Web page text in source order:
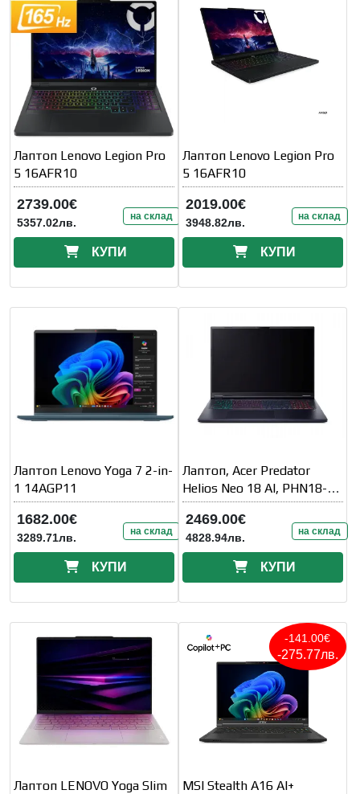
Лаптоп Lenovo Legion Pro
5 16AFR10
2739.00€
5357.02лв. на склад
КУПИ
Лаптоп Lenovo Legion Pro
5 16AFR10
2019.00€
3948.82лв. на склад
КУПИ
Лаптоп Lenovo Yoga 7 2-in-
1 14AGP11
1682.00€
3289.71лв. на склад
КУПИ
Лаптоп, Acer Predator
Helios Neo 18 AI, PHN18-
72-91F0
2469.00€
4828.94лв. на склад
КУПИ
Лаптоп LENOVO Yoga Slim
-141.00€
-275.77лв.
MSI Stealth A16 AI+